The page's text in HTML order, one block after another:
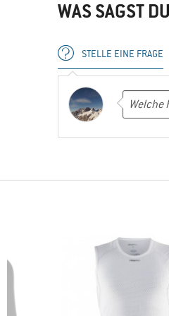
WAS SAGST
STELLE EINE FRAGE